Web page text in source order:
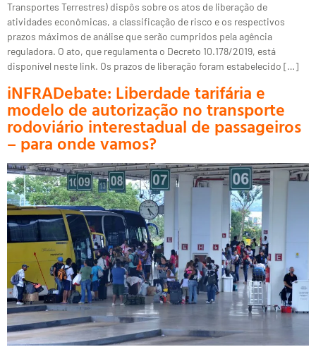
Transportes Terrestres) dispôs sobre os atos de liberação de
atividades econômicas, a classificação de risco e os respectivos
prazos máximos de análise que serão cumpridos pela agência
reguladora. O ato, que regulamenta o Decreto 10.178/2019, está
disponível neste link. Os prazos de liberação foram estabelecido […]
iNFRADebate: Liberdade tarifária e
modelo de autorização no transporte
rodoviário interestadual de passageiros
– para onde vamos?